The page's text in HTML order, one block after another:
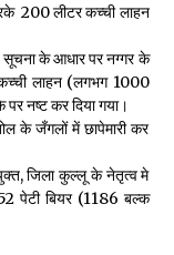
200 लीटर कच्ची लाहन
सूचना के आधार पर नग्गर के
लाहन (लगभग 1000
नष्ट कर दिया गया।
के जँगलों में छापेमारी कर
जिला कुल्लू के नेतृत्व मे
पेटी बियर (1186 बल्क